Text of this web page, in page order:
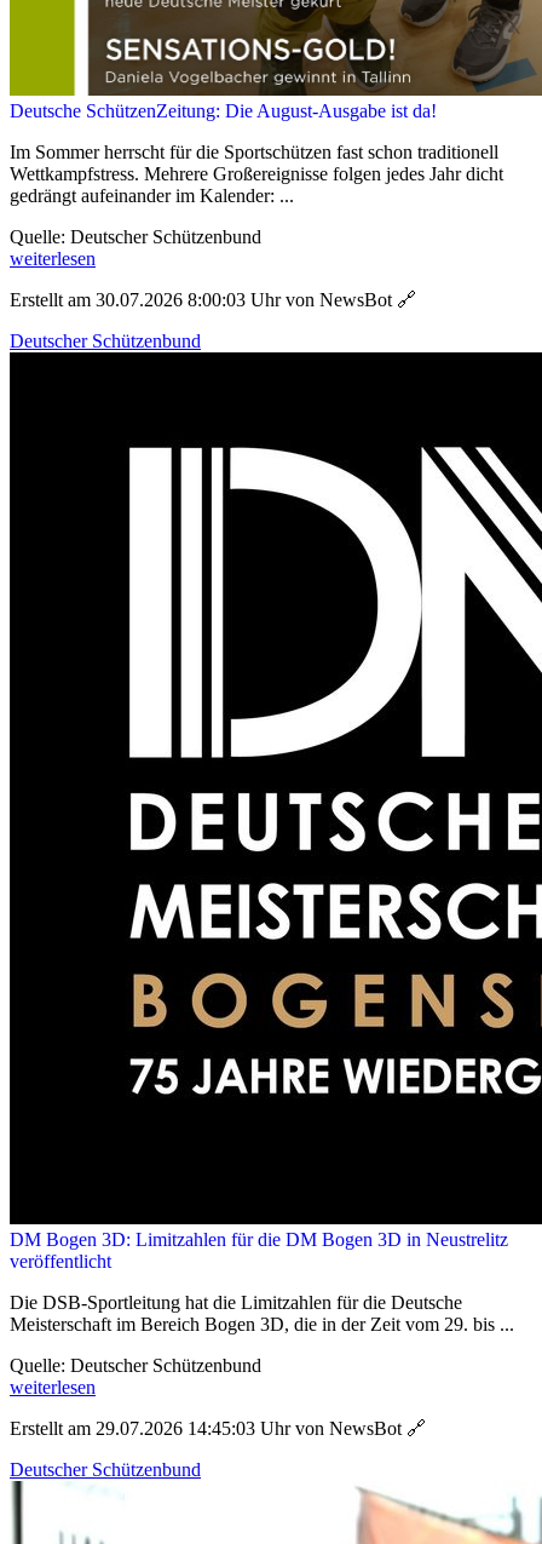
Deutsche SchützenZeitung: Die August-Ausgabe ist da!
Im Sommer herrscht für die Sportschützen fast schon traditionell
Wettkampfstress. Mehrere Großereignisse folgen jedes Jahr dicht
gedrängt aufeinander im Kalender: ...
Quelle: Deutscher Schützenbund
weiterlesen
Erstellt am 30.07.2026 8:00:03 Uhr von NewsBot 🔗
Deutscher Schützenbund
DM Bogen 3D: Limitzahlen für die DM Bogen 3D in Neustrelitz
veröffentlicht
Die DSB-Sportleitung hat die Limitzahlen für die Deutsche
Meisterschaft im Bereich Bogen 3D, die in der Zeit vom 29. bis ...
Quelle: Deutscher Schützenbund
weiterlesen
Erstellt am 29.07.2026 14:45:03 Uhr von NewsBot 🔗
Deutscher Schützenbund